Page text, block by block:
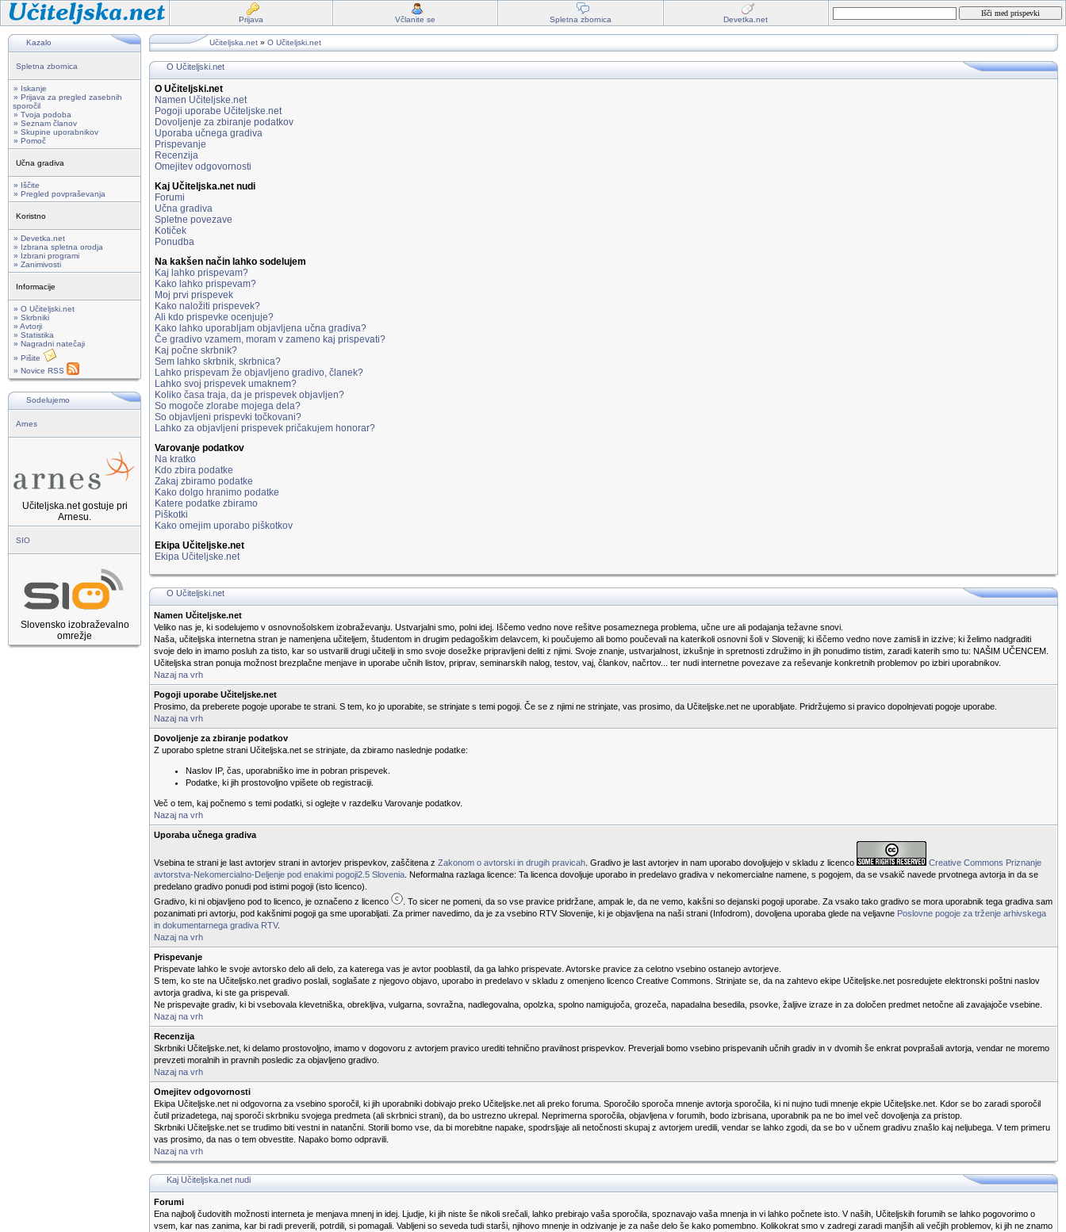
Prijava Včlanite se Spletna zbornica Devetka.net
Kazalo
Spletna zbornica
» Iskanje
» Prijava za pregled zasebnih
sporočil
» Tvoja podoba
» Seznam članov
» Skupine uporabnikov
» Pomoč
Učna gradiva
» Iščite
» Pregled povpraševanja
Koristno
» Devetka.net
» Izbrana spletna orodja
» Izbrani programi
» Zanimivosti
Informacije
» O Učiteljski.net
» Skrbniki
» Avtorji
» Statistika
» Nagradni natečaji
» Pišite
» Novice RSS
Sodelujemo
Arnes
Učiteljska.net gostuje pri
Arnesu.
SIO
Slovensko izobraževalno
omrežje
Učiteljska.net » O Učiteljski.net
O Učiteljski.net
O Učiteljski.net
Namen Učiteljske.net
Pogoji uporabe Učiteljske.net
Dovoljenje za zbiranje podatkov
Uporaba učnega gradiva
Prispevanje
Recenzija
Omejitev odgovornosti
Kaj Učiteljska.net nudi
Forumi
Učna gradiva
Spletne povezave
Kotiček
Ponudba
Na kakšen način lahko sodelujem
Kaj lahko prispevam?
Kako lahko prispevam?
Moj prvi prispevek
Kako naložiti prispevek?
Ali kdo prispevke ocenjuje?
Kako lahko uporabljam objavljena učna gradiva?
Če gradivo vzamem, moram v zameno kaj prispevati?
Kaj počne skrbnik?
Sem lahko skrbnik, skrbnica?
Lahko prispevam že objavljeno gradivo, članek?
Lahko svoj prispevek umaknem?
Koliko časa traja, da je prispevek objavljen?
So mogoče zlorabe mojega dela?
So objavljeni prispevki točkovani?
Lahko za objavljeni prispevek pričakujem honorar?
Varovanje podatkov
Na kratko
Kdo zbira podatke
Zakaj zbiramo podatke
Kako dolgo hranimo podatke
Katere podatke zbiramo
Piškotki
Kako omejim uporabo piškotkov
Ekipa Učiteljske.net
Ekipa Učiteljske.net
O Učiteljski.net
Namen Učiteljske.net
Veliko nas je, ki sodelujemo v osnovnošolskem izobraževanju. Ustvarjalni smo, polni idej. Iščemo vedno nove rešitve posameznega problema, učne ure ali podajanja težavne snovi.
Naša, učiteljska internetna stran je namenjena učiteljem, študentom in drugim pedagoškim delavcem, ki poučujemo ali bomo poučevali na katerikoli osnovni šoli v Sloveniji; ki iščemo vedno nove zamisli in izzive; ki želimo nadgraditi
svoje delo in imamo posluh za tisto, kar so ustvarili drugi učitelji in smo svoje dosežke pripravljeni deliti z njimi. Svoje znanje, ustvarjalnost, izkušnje in spretnosti združimo in jih ponudimo tistim, zaradi katerih smo tu: NAŠIM UČENCEM.
Učiteljska stran ponuja možnost brezplačne menjave in uporabe učnih listov, priprav, seminarskih nalog, testov, vaj, člankov, načrtov... ter nudi internetne povezave za reševanje konkretnih problemov po izbiri uporabnikov.
Nazaj na vrh
Pogoji uporabe Učiteljske.net
Prosimo, da preberete pogoje uporabe te strani. S tem, ko jo uporabite, se strinjate s temi pogoji. Če se z njimi ne strinjate, vas prosimo, da Učiteljske.net ne uporabljate. Pridržujemo si pravico dopolnjevati pogoje uporabe.
Nazaj na vrh
Dovoljenje za zbiranje podatkov
Z uporabo spletne strani Učiteljska.net se strinjate, da zbiramo naslednje podatke:
Naslov IP, čas, uporabniško ime in pobran prispevek.
Podatke, ki jih prostovoljno vpišete ob registraciji.
Več o tem, kaj počnemo s temi podatki, si oglejte v razdelku Varovanje podatkov.
Nazaj na vrh
Uporaba učnega gradiva
Vsebina te strani je last avtorjev strani in avtorjev prispevkov, zaščitena z Zakonom o avtorski in drugih pravicah . Gradivo je last avtorjev in nam uporabo dovoljujejo v skladu z licenco
Creative Commons Priznanje
avtorstva-Nekomercialno-Deljenje pod enakimi pogoji2.5 Slovenia . Neformalna razlaga licence: Ta licenca dovoljuje uporabo in predelavo gradiva v nekomercialne namene, s pogojem, da se vsakič navede prvotnega avtorja in da se
predelano gradivo ponudi pod istimi pogoji (isto licenco).
Gradivo, ki ni objavljeno pod to licenco, je označeno z licenco
. To sicer ne pomeni, da so vse pravice pridržane, ampak le, da ne vemo, kakšni so dejanski pogoji uporabe. Za vsako tako gradivo se mora uporabnik tega gradiva sam
pozanimati pri avtorju, pod kakšnimi pogoji ga sme uporabljati. Za primer navedimo, da je za vsebino RTV Slovenije, ki je objavljena na naši strani (Infodrom), dovoljena uporaba glede na veljavne Poslovne pogoje za trženje arhivskega
in dokumentarnega gradiva RTV.
Nazaj na vrh
Prispevanje
Prispevate lahko le svoje avtorsko delo ali delo, za katerega vas je avtor pooblastil, da ga lahko prispevate. Avtorske pravice za celotno vsebino ostanejo avtorjeve.
S tem, ko ste na Učiteljsko.net gradivo poslali, soglašate z njegovo objavo, uporabo in predelavo v skladu z omenjeno licenco Creative Commons. Strinjate se, da na zahtevo ekipe Učiteljske.net posredujete elektronski poštni naslov
avtorja gradiva, ki ste ga prispevali.
Ne prispevajte gradiv, ki bi vsebovala klevetniška, obrekljiva, vulgarna, sovražna, nadlegovalna, opolzka, spolno namigujoča, grozeča, napadalna besedila, psovke, žaljive izraze in za določen predmet netočne ali zavajajoče vsebine.
Nazaj na vrh
Recenzija
Skrbniki Učiteljske.net, ki delamo prostovoljno, imamo v dogovoru z avtorjem pravico urediti tehnično pravilnost prispevkov. Preverjali bomo vsebino prispevanih učnih gradiv in v dvomih še enkrat povprašali avtorja, vendar ne moremo
prevzeti moralnih in pravnih posledic za objavljeno gradivo.
Nazaj na vrh
Omejitev odgovornosti
Ekipa Učiteljske.net ni odgovorna za vsebino sporočil, ki jih uporabniki dobivajo preko Učiteljske.net ali preko foruma. Sporočilo sporoča mnenje avtorja sporočila, ki ni nujno tudi mnenje ekpie Učiteljske.net. Kdor se bo zaradi sporočil
čutil prizadetega, naj sporoči skrbniku svojega predmeta (ali skrbnici strani), da bo ustrezno ukrepal. Neprimerna sporočila, objavljena v forumih, bodo izbrisana, uporabnik pa ne bo imel več dovoljenja za pristop.
Skrbniki Učiteljske.net se trudimo biti vestni in natančni. Storili bomo vse, da bi morebitne napake, spodrsljaje ali netočnosti skupaj z avtorjem uredili, vendar se lahko zgodi, da se bo v učnem gradivu znašlo kaj neljubega. V tem primeru
vas prosimo, da nas o tem obvestite. Napako bomo odpravili.
Nazaj na vrh
Kaj Učiteljska.net nudi
Forumi
Ena najbolj čudovitih možnosti interneta je menjava mnenj in idej. Ljudje, ki jih niste še nikoli srečali, lahko prebirajo vaša sporočila, spoznavajo vaša mnenja in vi lahko počnete isto. V naših, Učiteljskih forumih se lahko pogovorimo o
vsem, kar nas zanima, kar bi radi preverili, potrdili, si pomagali. Vabljeni so seveda tudi starši, njihovo mnenje in odzivanje je za naše delo še kako pomembno. Kolikokrat smo v zadregi zaradi manjših ali večjih problemov, ki jih ne znamo